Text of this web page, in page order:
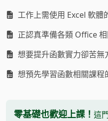
工作上需使用 Excel 軟體
正認真準備各類 Office
想要提升函數實力卻苦無
想預先學習函數相關課程
零基礎也歡迎上課！ 這